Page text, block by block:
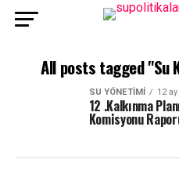
All posts tagged "Su
SU YÖNETIMI 12
12 .Kalkınma
Komisyonu